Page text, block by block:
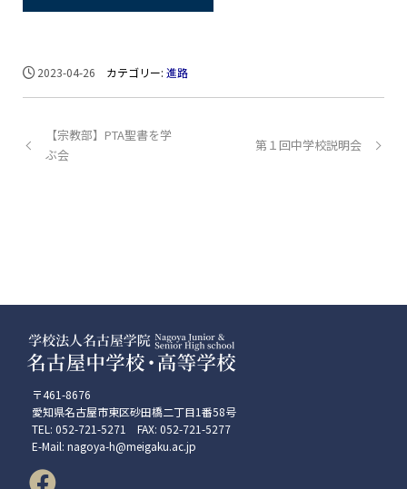
2023-04-26 カテゴリー:進路
【宗教部】PTA聖書を学
ぶ会
第１回中学校説明会
〒461-8676
愛知県名古屋市東区砂田橋二丁目1番58号
TEL: 052-721-5271 FAX: 052-721-5277
E-Mail: nagoya-h@meigaku.ac.jp